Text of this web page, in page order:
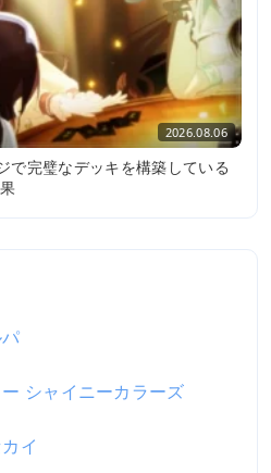
2026.08.06
で完璧なデッキを構築している
シャイニーカラーズ
イ